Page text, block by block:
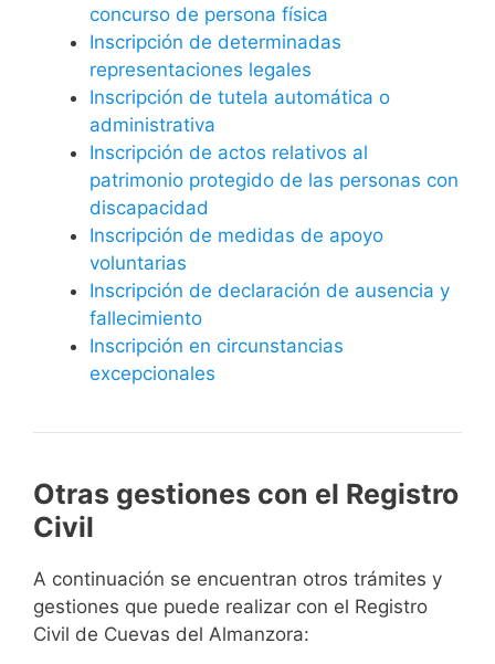
concurso de persona física
Inscripción de determinadas
representaciones legales
Inscripción de tutela automática o
administrativa
Inscripción de actos relativos al
patrimonio protegido de las personas con
discapacidad
Inscripción de medidas de apoyo
voluntarias
Inscripción de declaración de ausencia y
fallecimiento
Inscripción en circunstancias
excepcionales
Otras gestiones con el Registro
Civil
A continuación se encuentran otros trámites y
gestiones que puede realizar con el Registro
Civil de Cuevas del Almanzora: